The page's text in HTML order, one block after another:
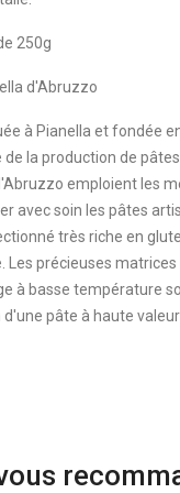
250g
d'Abruzzo
à Pianella et fondée
la production de
emploient les
avec soin les pâtes
très riche en
Les précieuses
à basse température
pâte à haute